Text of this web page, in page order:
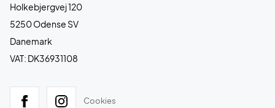
Holkebjergvej 120
5250 Odense SV
Danemark
VAT: DK36931108
Cookies